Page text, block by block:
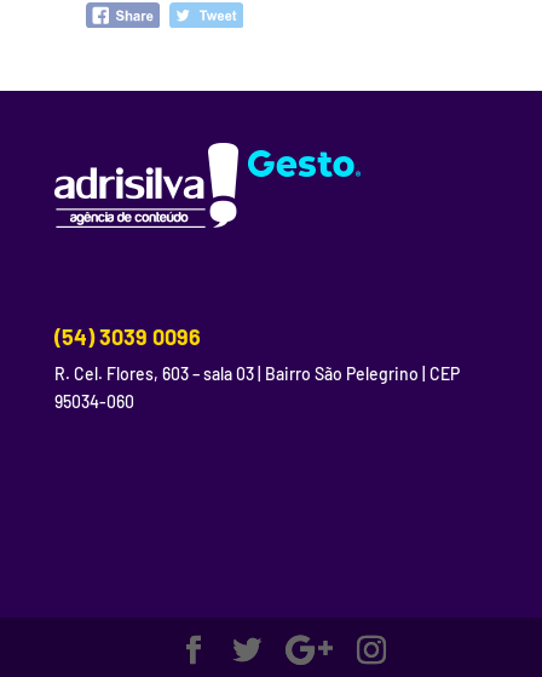
(54) 3039 0096
R. Cel. Flores, 603 – sala 03 | Bairro São Pelegrino | CEP
95034-060